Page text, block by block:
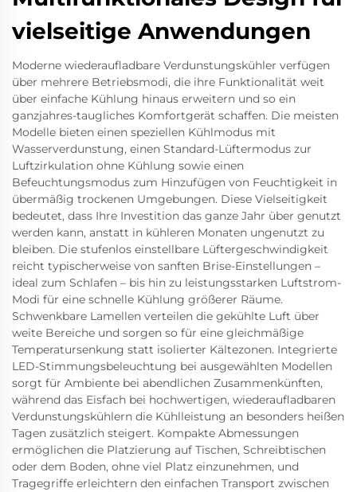
vielseitige Anwendungen
Moderne wiederaufladbare Verdunstungskühler verfügen
über mehrere Betriebsmodi, die ihre Funktionalität weit
über einfache Kühlung hinaus erweitern und so ein
ganzjahres-taugliches Komfortgerät schaffen. Die meisten
Modelle bieten einen speziellen Kühlmodus mit
Wasserverdunstung, einen Standard-Lüftermodus zur
Luftzirkulation ohne Kühlung sowie einen
Befeuchtungsmodus zum Hinzufügen von Feuchtigkeit in
übermäßig trockenen Umgebungen. Diese Vielseitigkeit
bedeutet, dass Ihre Investition das ganze Jahr über genutzt
werden kann, anstatt in kühleren Monaten ungenutzt zu
bleiben. Die stufenlos einstellbare Lüftergeschwindigkeit
reicht typischerweise von sanften Brise-Einstellungen –
ideal zum Schlafen – bis hin zu leistungsstarken Luftstrom-
Modi für eine schnelle Kühlung größerer Räume.
Schwenkbare Lamellen verteilen die gekühlte Luft über
weite Bereiche und sorgen so für eine gleichmäßige
Temperatursenkung statt isolierter Kältezonen. Integrierte
LED-Stimmungsbeleuchtung bei ausgewählten Modellen
sorgt für Ambiente bei abendlichen Zusammenkünften,
während das Eisfach bei hochwertigen, wiederaufladbaren
Verdunstungskühlern die Kühlleistung an besonders heißen
Tagen zusätzlich steigert. Kompakte Abmessungen
ermöglichen die Platzierung auf Tischen, Schreibtischen
oder dem Boden, ohne viel Platz einzunehmen, und
Tragegriffe erleichtern den einfachen Transport zwischen